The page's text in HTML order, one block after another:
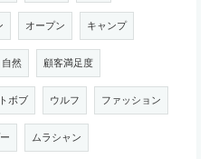
オープン キャンプ
自然 顧客満足度
ボブ ウルフ ファッション
ムラシャン